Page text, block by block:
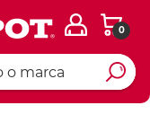
0
Ingresar Codigo